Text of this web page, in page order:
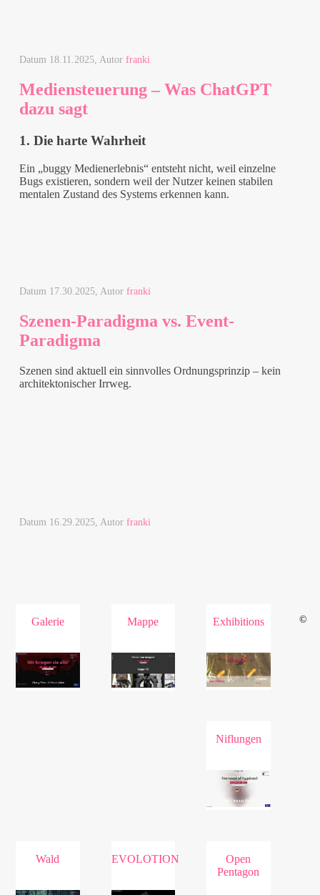
Datum 18.11.2025, Autorfranki
Mediensteuerung – Was ChatGPT
dazu sagt
1. Die harte Wahrheit
Ein „buggy Medienerlebnis“ entsteht nicht, weil einzelne
Bugs existieren, sondern weil der Nutzer keinen stabilen
mentalen Zustand des Systems erkennen kann.
Datum 17.30.2025 , Autorfranki
Szenen-Paradigma vs. Event-
Paradigma
Szenen sind aktuell ein sinnvolles Ordnungsprinzip – kein
architektonischer Irrweg.
Datum 16.29.2025, Autorfranki
Galerie Mappe Exhibitions
Niflungen
Wald EVOLOTION
Open
Pentagon
©